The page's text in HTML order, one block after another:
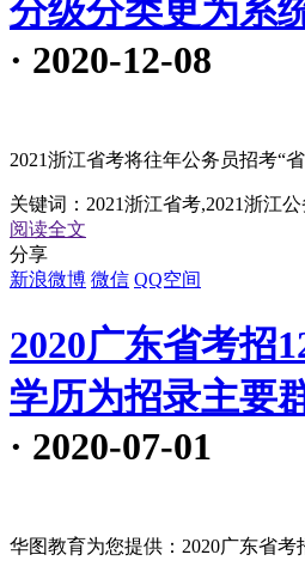
分级分类更为系
· 2020-12-08
2021浙江省考将往年公务员招考“
关键词： 2021浙江省考,2021浙江
阅读全文
分享
新浪微博 微信 QQ空间
2020广东省考招
学历为招录主要
· 2020-07-01
华图教育为您提供：2020广东省考